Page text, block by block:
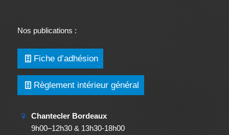
Nos publications :
Fiche d’adhésion
Règlement intérieur général
Chantecler Bordeaux
9h00–12h30 & 13h30-18h00